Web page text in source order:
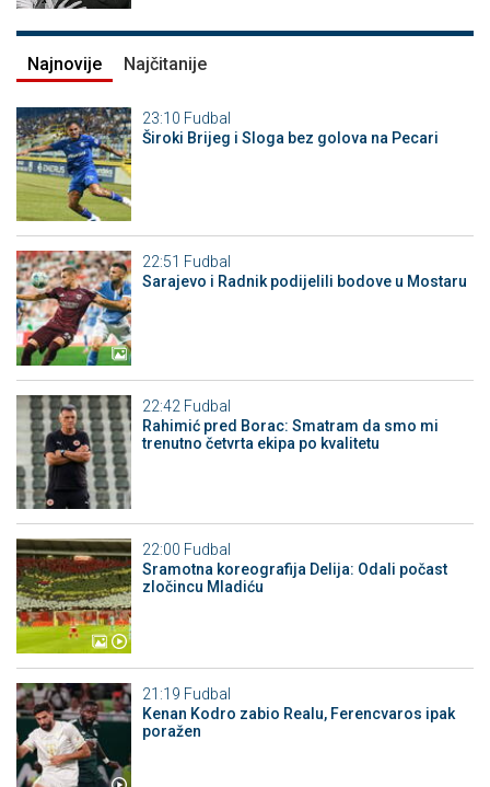
Najnovije Najčitanije
23:10 Fudbal
Široki Brijeg i Sloga bez golova na Pecari
22:51 Fudbal
Sarajevo i Radnik podijelili bodove u Mostaru
22:42 Fudbal
Rahimić pred Borac: Smatram da smo mi
trenutno četvrta ekipa po kvalitetu
22:00 Fudbal
Sramotna koreografija Delija: Odali počast
zločincu Mladiću
21:19 Fudbal
Kenan Kodro zabio Realu, Ferencvaros ipak
poražen